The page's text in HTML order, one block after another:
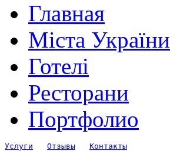
Главная
Міста України
Готелі
Ресторани
Портфолио
Услуги Отзывы Контакты